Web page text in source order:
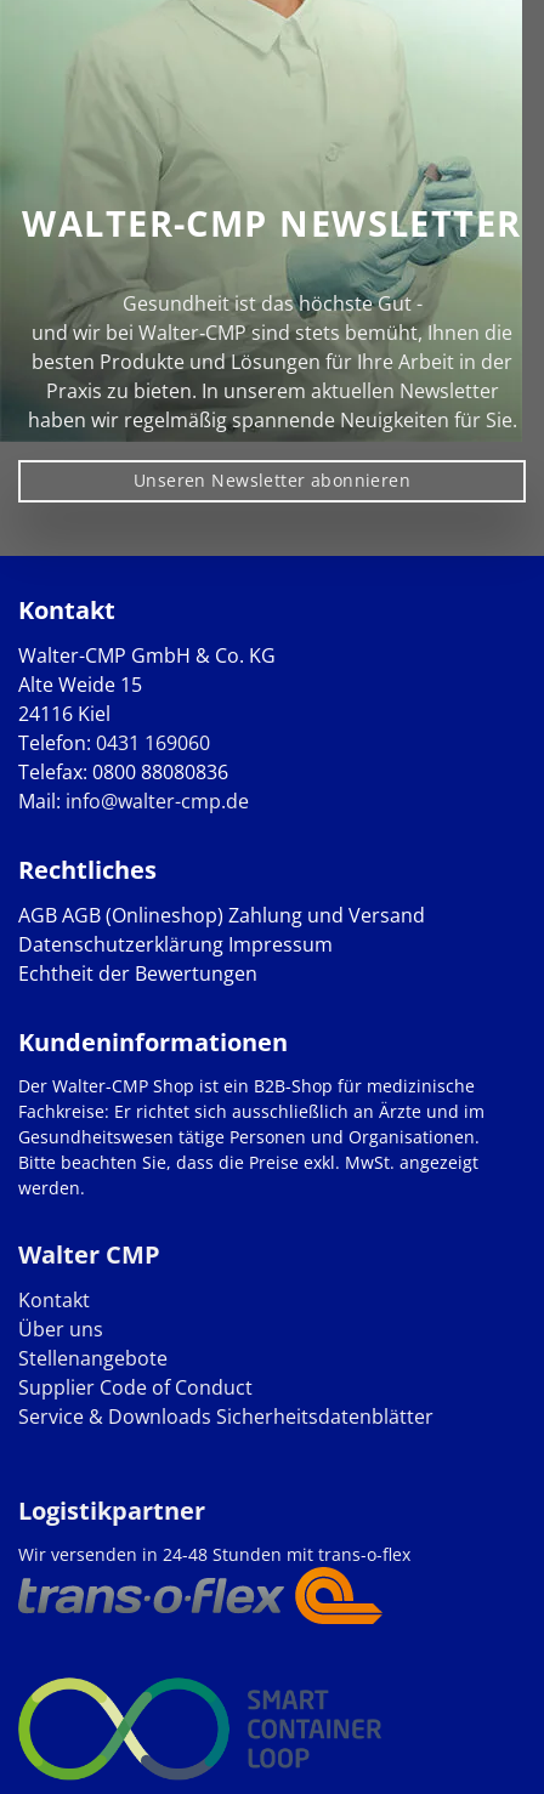
WALTER-CMP NEWSLETTER
Gesundheit ist das höchste Gut -
und wir bei Walter‑CMP sind stets bemüht, Ihnen die
besten Produkte und Lösungen für Ihre Arbeit in der
Praxis zu bieten. In unserem aktuellen Newsletter
haben wir regelmäßig spannende Neuigkeiten für Sie.
Unseren Newsletter abonnieren
Kontakt
Walter-CMP GmbH & Co. KG
Alte Weide 15
24116 Kiel
Telefon: 0431 169060
Telefax: 0800 88080836
Mail: info@walter-cmp.de
Rechtliches
AGBAGB (Onlineshop) Zahlung und Versand
Datenschutzerklärung Impressum
Echtheit der Bewertungen
Walter CMP
Kontakt
Über uns
Stellenangebote
Supplier Code of Conduct
Service & Downloads Sicherheitsdatenblätter
Kundeninformationen
Der Walter-CMP Shop ist ein B2B-Shop für medizinische
Fachkreise: Er richtet sich ausschließlich an Ärzte und im
Gesundheitswesen tätige Personen und Organisationen.
Bitte beachten Sie, dass die Preise exkl. MwSt. angezeigt
werden.
Logistikpartner
Wir versenden in 24-48 Stunden mit trans-o-flex